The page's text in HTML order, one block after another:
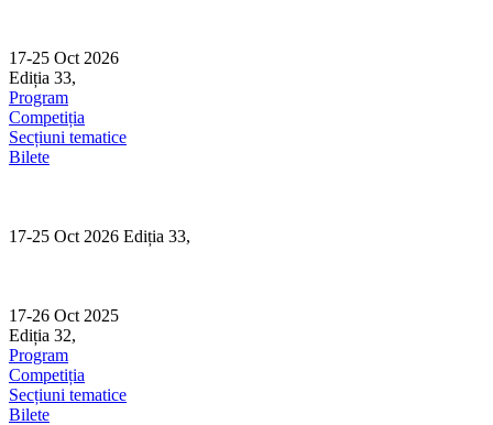
content
17-25 Oct 2026
Ediția 33,
Program
Competiția
Secțiuni tematice
Bilete
17-25 Oct 2026 Ediția 33,
17-26 Oct 2025
Ediția 32,
Program
Competiția
Secțiuni tematice
Bilete